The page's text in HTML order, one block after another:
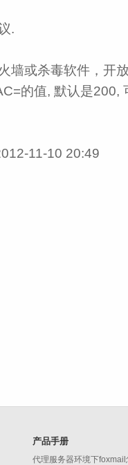
.
墙或杀毒软件，开
的值, 默认是200,
11-10 20:49
产品手册
代理服务器环境下